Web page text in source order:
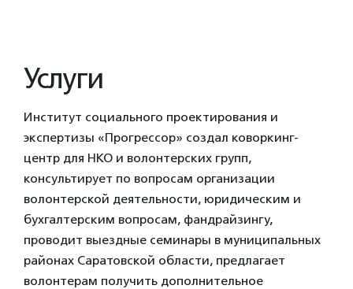
Услуги
Институт социального проектирования и
экспертизы «Прогрессор» создал коворкинг-
центр для НКО и волонтерских групп,
консультирует по вопросам организации
волонтерской деятельности, юридическим и
бухгалтерским вопросам, фандрайзингу,
проводит выездные семинары в муниципальных
районах Саратовской области, предлагает
волонтерам получить дополнительное